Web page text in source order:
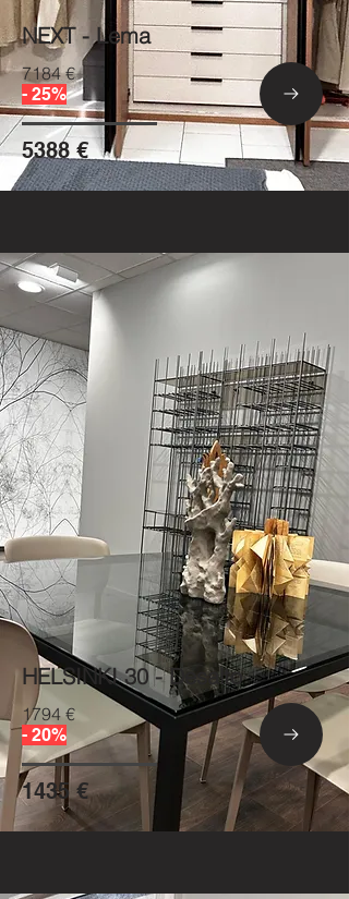
NEXT - Lema
7184 €
- 25%
5388 €
HELSINKI 30 - Desalto
1794 €
- 20%
1435 €